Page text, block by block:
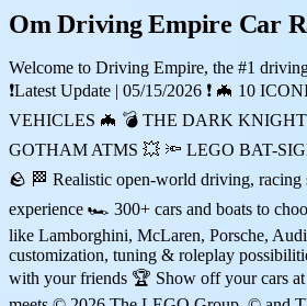
Om Driving Empire Car
Welcome to Driving Empire, the #1
❗Latest Update | 05/15/2026 ❗ 🦇 10
VEHICLES 🦇 💣 THE DARK
GOTHAM ATMS 💥 🔦 LEGO BAT-
🪨 🏁 Realistic open-world driving, racing
experience 🏎️ 300+ cars and boats to
like Lamborghini, McLaren, Porsche,
customization, tuning & roleplay
with your friends 🏆 Show off your cars